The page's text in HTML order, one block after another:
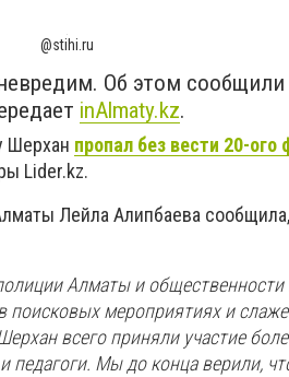
@stihi.ru
Об этом сообщили
inAlmaty.kz.
Шерхан пропал без вести 20-ого
Lider.kz.
Лейла Алипбаева
Алматы и
поисковых мероприятиях и
всего приняли участие
педагоги. Мы до конца верили,